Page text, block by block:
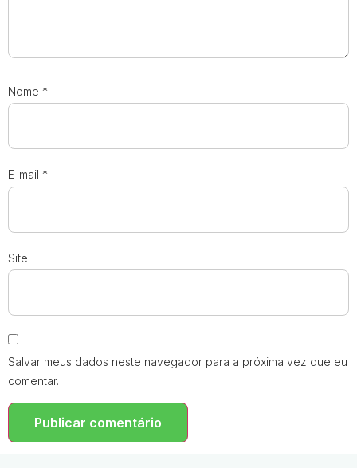
Nome *
E-mail *
Site
Salvar meus dados neste navegador para a próxima vez que eu
comentar.